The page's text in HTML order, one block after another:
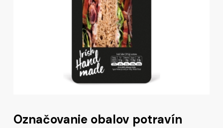
Označovanie obalov potravín